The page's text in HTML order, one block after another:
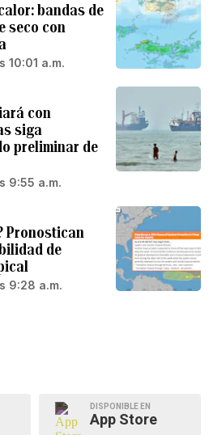
bandas de
seco con
10:01 a.m.
con
siga
preliminar de
9:55 a.m.
Pronostican
de
9:28 a.m.
DISPONIBLE EN
App Store